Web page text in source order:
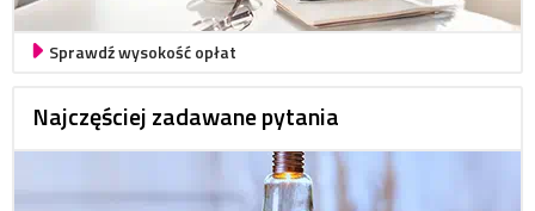
Sprawdź wysokość opłat
Najczęściej zadawane pytania